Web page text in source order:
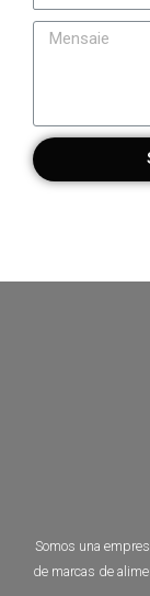
Somos una
de marcas de